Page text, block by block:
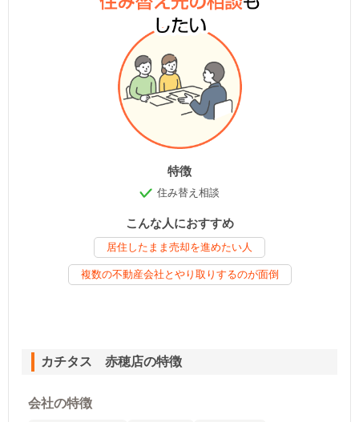
特徴
住み替え相談
こんな人におすすめ
居住したまま売却を進めたい人
複数の不動産会社とやり取りするのが面倒
カチタス 赤穂店の特徴
会社の特徴